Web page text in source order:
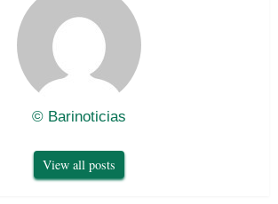
© Barinoticias
View all posts